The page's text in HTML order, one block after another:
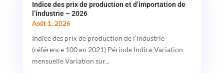
Indice des prix de production et d’importation de
l’industrie – 2026
Août 1, 2026
Indice des prix de production de l’industrie
(référence 100 en 2021) Période Indice Variation
mensuelle Variation sur...